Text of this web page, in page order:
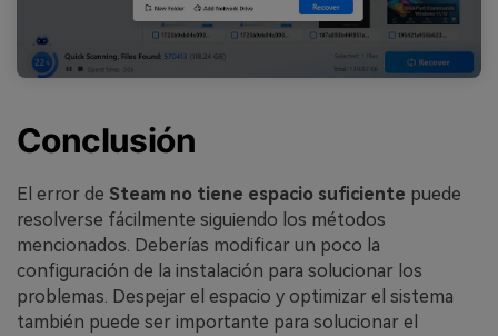
Conclusión
El error de Steam no tiene espacio suficiente puede
resolverse fácilmente siguiendo los métodos
mencionados. Deberías modificar un poco la
configuración de la instalación para solucionar los
problemas. Despejar el espacio y optimizar el sistema
también puede ser importante para solucionar el